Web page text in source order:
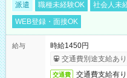
派遣 職種未経験OK 社会人未
WEB登録・面接OK
給与
時給1450円
交通費別途支給あり
交通費 交通費支給有り